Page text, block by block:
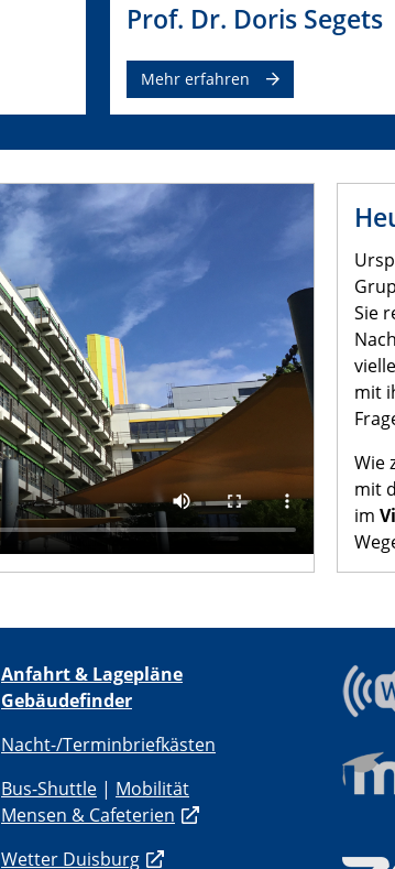
Prof. Dr. Doris Segets
Mehr erfahren
Sie
mit
Wie
mit
im
Anfahrt & Lagepläne
Gebäudefinder
Nacht-/Terminbriefkästen
Bus-Shuttle | Mobilität
Mensen & Cafeterien
Wetter Duisburg